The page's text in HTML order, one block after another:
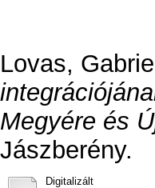
Lovas,
Megyére és
Jászberény.
Digitalizált